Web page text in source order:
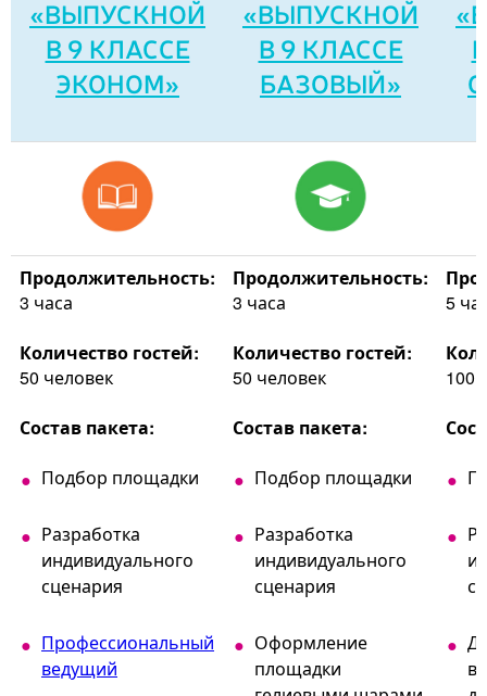
«ВЫПУСКНОЙ
В 9 КЛАССЕ
ЭКОНОМ»
«ВЫПУСКНОЙ
В 9 КЛАССЕ
БАЗОВЫЙ»
Продолжительность:
3 часа
Количество гостей:
50 человек
Состав пакета:
Подбор площадки
Разработка
индивидуального
сценария
Профессиональный
ведущий
Продолжительность:
3 часа
Количество гостей:
50 человек
Состав пакета:
Подбор площадки
Разработка
индивидуального
сценария
Оформление
площадки
5
100